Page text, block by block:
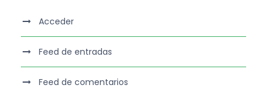
Acceder
Feed de entradas
Feed de comentarios